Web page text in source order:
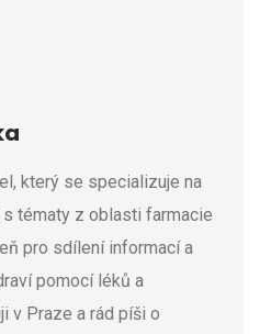
který se specializuje na
tématy z oblasti farmacie
pro sdílení informací a
pomocí léků a
v Praze a rád píši o